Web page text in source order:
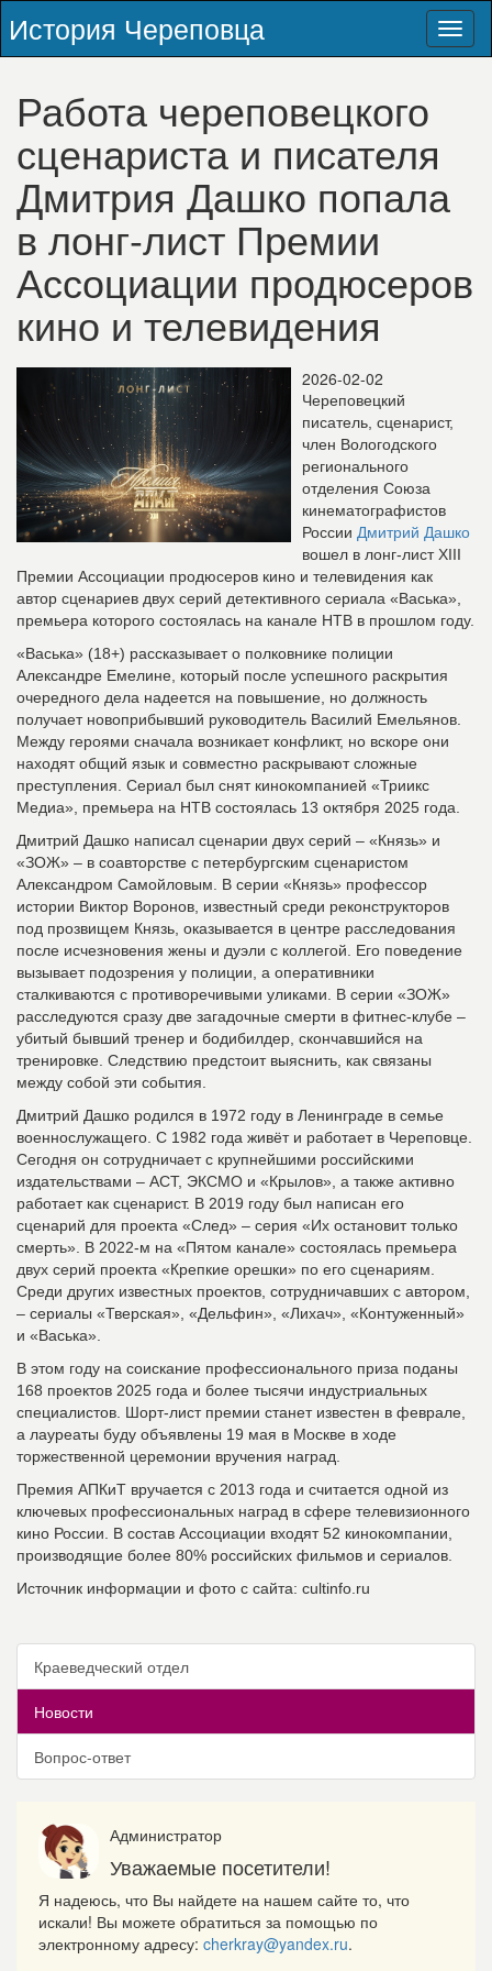
История Череповца
Работа череповецкого
сценариста и писателя
Дмитрия Дашко попала
в лонг-лист Премии
Ассоциации продюсеров
кино и телевидения
2026-02-02
Череповецкий
писатель, сценарист,
член Вологодского
регионального
отделения Союза
кинематографистов
России Дмитрий Дашко
вошел в лонг-лист XIII
Премии Ассоциации продюсеров кино и телевидения как
автор сценариев двух серий детективного сериала «Васька»,
премьера которого состоялась на канале НТВ в прошлом году.
«Васька» (18+) рассказывает о полковнике полиции
Александре Емелине, который после успешного раскрытия
очередного дела надеется на повышение, но должность
получает новоприбывший руководитель Василий Емельянов.
Между героями сначала возникает конфликт, но вскоре они
находят общий язык и совместно раскрывают сложные
преступления. Сериал был снят кинокомпанией «Триикс
Медиа», премьера на НТВ состоялась 13 октября 2025 года.
Дмитрий Дашко написал сценарии двух серий – «Князь» и
«ЗОЖ» – в соавторстве с петербургским сценаристом
Александром Самойловым. В серии «Князь» профессор
истории Виктор Воронов, известный среди реконструкторов
под прозвищем Князь, оказывается в центре расследования
после исчезновения жены и дуэли с коллегой. Его поведение
вызывает подозрения у полиции, а оперативники
сталкиваются с противоречивыми уликами. В серии «ЗОЖ»
расследуются сразу две загадочные смерти в фитнес-клубе –
убитый бывший тренер и бодибилдер, скончавшийся на
тренировке. Следствию предстоит выяснить, как связаны
между собой эти события.
Дмитрий Дашко родился в 1972 году в Ленинграде в семье
военнослужащего. С 1982 года живёт и работает в Череповце.
Сегодня он сотрудничает с крупнейшими российскими
издательствами – АСТ, ЭКСМО и «Крылов», а также активно
работает как сценарист. В 2019 году был написан его
сценарий для проекта «След» – серия «Их остановит только
смерть». В 2022-м на «Пятом канале» состоялась премьера
двух серий проекта «Крепкие орешки» по его сценариям.
Среди других известных проектов, сотрудничавших с автором,
– сериалы «Тверская», «Дельфин», «Лихач», «Контуженный»
и «Васька».
В этом году на соискание профессионального приза поданы
168 проектов 2025 года и более тысячи индустриальных
специалистов. Шорт-лист премии станет известен в феврале,
а лауреаты буду объявлены 19 мая в Москве в ходе
торжественной церемонии вручения наград.
Премия АПКиТ вручается с 2013 года и считается одной из
ключевых профессиональных наград в сфере телевизионного
кино России. В состав Ассоциации входят 52 кинокомпании,
производящие более 80% российских фильмов и сериалов.
Источник информации и фото с сайта: cultinfo.ru
Краеведческий отдел
Новости
Вопрос-ответ
Администратор
Уважаемые посетители!
Я надеюсь, что Вы найдете на нашем сайте то, что
искали! Вы можете обратиться за помощью по
электронному адресу: cherkray@yandex.ru.